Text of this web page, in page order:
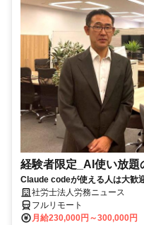
経験者限定_AI使い放題
Claude codeが使える人は大歓
社労士法人労務ニュース
フルリモート
月給230,000円～300,000円